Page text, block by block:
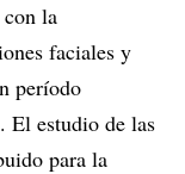
con la
faciales y
período
El estudio de las
para la